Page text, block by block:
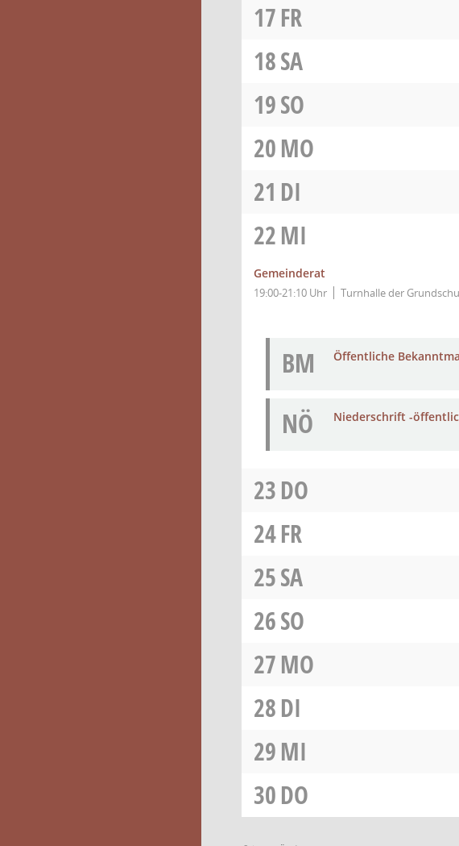
17FR
18SA
19SO
20MO
21 DI
22MI
Gemeinderat
19:00-21:10 Uhr Turnhalle der
BM Öffentliche
NÖ Niederschrift -
23DO
24FR
25SA
26SO
27MO
28DI
29MI
30DO